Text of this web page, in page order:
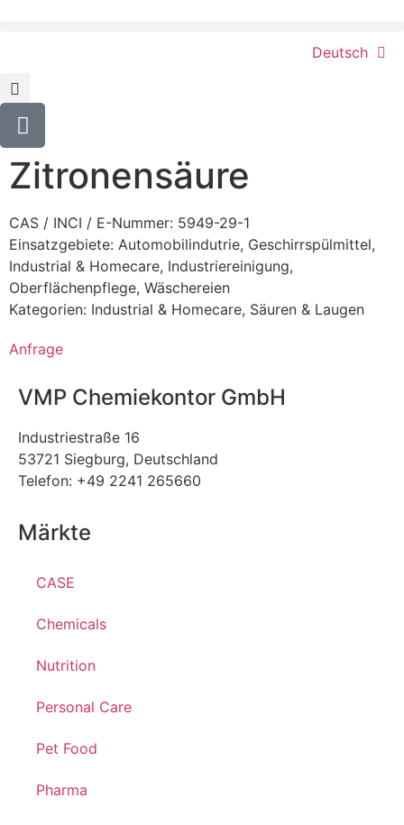
Deutsch
Zitronensäure
CAS / INCI / E-Nummer: 5949-29-1
Einsatzgebiete: Automobilindutrie, Geschirrspülmittel,
Industrial & Homecare, Industriereinigung,
Oberflächenpflege, Wäschereien
Kategorien: Industrial & Homecare, Säuren & Laugen
Anfrage
VMP Chemiekontor GmbH
Industriestraße 16
53721 Siegburg, Deutschland
Telefon: +49 2241 265660
Märkte
CASE
Chemicals
Nutrition
Personal Care
Pet Food
Pharma